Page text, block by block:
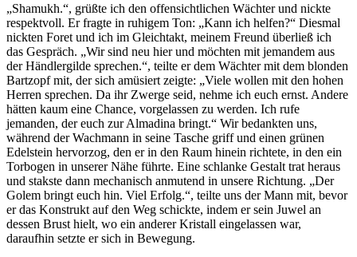
„Shamukh.“, grüßte ich den offensichtlichen Wächter und nickte
respektvoll. Er fragte in ruhigem Ton: „Kann ich helfen?“ Diesmal
nickten Foret und ich im Gleichtakt, meinem Freund überließ ich
das Gespräch. „Wir sind neu hier und möchten mit jemandem aus
der Händlergilde sprechen.“, teilte er dem Wächter mit dem blonden
Bartzopf mit, der sich amüsiert zeigte: „Viele wollen mit den hohen
Herren sprechen. Da ihr Zwerge seid, nehme ich euch ernst. Andere
hätten kaum eine Chance, vorgelassen zu werden. Ich rufe
jemanden, der euch zur Almadina bringt.“ Wir bedankten uns,
während der Wachmann in seine Tasche griff und einen grünen
Edelstein hervorzog, den er in den Raum hinein richtete, in den ein
Torbogen in unserer Nähe führte. Eine schlanke Gestalt trat heraus
und stakste dann mechanisch anmutend in unsere Richtung. „Der
Golem bringt euch hin. Viel Erfolg.“, teilte uns der Mann mit, bevor
er das Konstrukt auf den Weg schickte, indem er sein Juwel an
dessen Brust hielt, wo ein anderer Kristall eingelassen war,
daraufhin setzte er sich in Bewegung.